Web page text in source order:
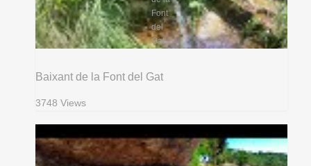
Baixant de la Font del Gat
3748 Views